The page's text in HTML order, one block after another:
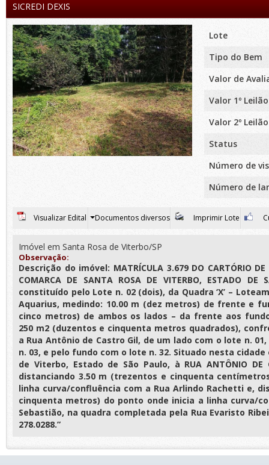
SICREDI DEXIS
Lote
Tipo do Bem
Valor de
Valor 1º Leilão
Valor 2º Leilão
Status
Número de
Número de
Visualizar Edital Documentos diversos Imprimir Lote
Imóvel em Santa Rosa de Viterbo/SP
Observação:
Descrição do imóvel: MATRÍCULA 3.679 DO CARTÓRIO DE
COMARCA DE SANTA ROSA DE VITERBO, ESTADO
constituído pelo Lote n. 02 (dois), da Quadra ‘X’ –
Aquarius, medindo: 10.00 m (dez metros) de frente e
cinco metros) de ambos os lados – da frente aos
250 m2 (duzentos e cinquenta metros quadrados),
a Rua Antônio de Castro Gil, de um lado com o lote n.
n. 03, e pelo fundo com o lote n. 32. Situado nesta cidade
de Viterbo, Estado de São Paulo, à RUA ANTÔNIO DE
distanciando 3.50 m (trezentos e cinquenta
linha curva/confluência com a Rua Arlindo Rachetti e,
cinquenta metros) do ponto onde inicia a linha curva/
Sebastião, na quadra completada pela Rua Evaristo
278.0288.”